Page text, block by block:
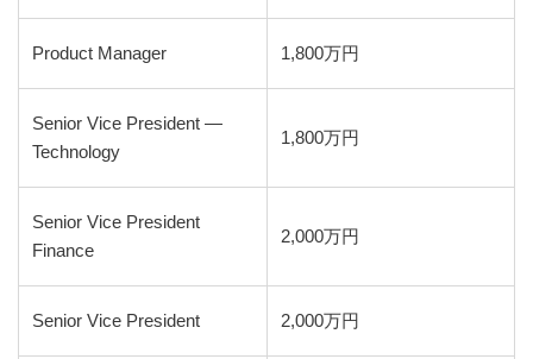
Product Manager 1,800万円
Senior Vice President —
Technology
1,800万円
Senior Vice President
Finance
2,000万円
Senior Vice President 2,000万円